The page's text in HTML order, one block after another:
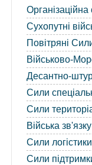
Сухопутні
Повітряні
Військово-
Десантно-
Сили
Сили
Війська
Сили логістики
Сили